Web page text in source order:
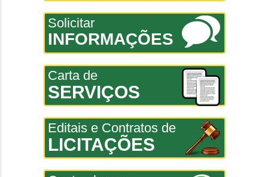
Solicitar
INFORMAÇÕES
Carta de
SERVIÇOS
Editais e Contratos de
LICITAÇÕES